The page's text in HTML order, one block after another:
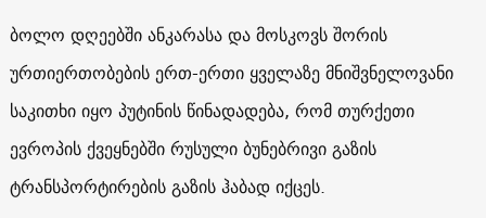
ბოლო დღეებში ანკარასა და მოსკოვს შორის
ურთიერთობების ერთ-ერთი ყველაზე მნიშვნელოვანი
საკითხი იყო პუტინის წინადადება, რომ თურქეთი
ევროპის ქვეყნებში რუსული ბუნებრივი გაზის
ტრანსპორტირების გაზის ჰაბად იქცეს.